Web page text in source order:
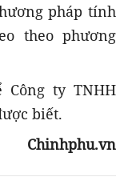
pháp tính
theo phương
Công ty TNHH
biết.
Chinhphu.vn